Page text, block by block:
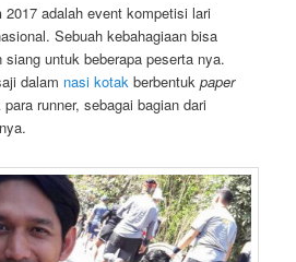
2017 adalah event kompetisi lari
Sebuah kebahagiaan bisa
untuk beberapa peserta nya.
dalam nasi kotak berbentukpaper
runner, sebagai bagian dari